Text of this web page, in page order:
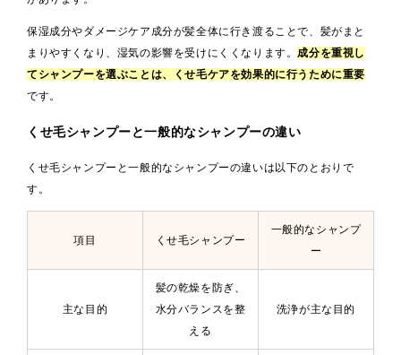
保湿成分やダメージケア成分が髪全体に行き渡ることで、髪がまと
まりやすくなり、湿気の影響を受けにくくなります。成分を重視し
てシャンプーを選ぶことは、くせ毛ケアを効果的に行うために重要
です。
くせ毛シャンプーと一般的なシャンプーの違い
くせ毛シャンプーと一般的なシャンプーの違いは以下のとおりで
す。
項目 くせ毛シャンプー
一般的なシャンプ
ー
主な目的
髪の乾燥を防ぎ、
水分バランスを整
える
洗浄が主な目的